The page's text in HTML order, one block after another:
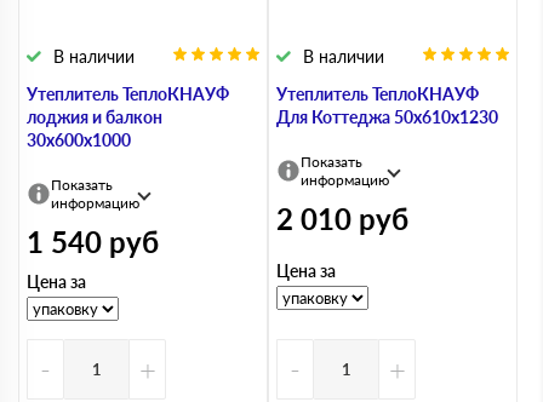
Утеплитель ТеплоКНАУФ
лоджия и балкон
30х600х1000
В наличии
Показать
информацию
1 540 руб
Цена за
- +
Утеплитель ТеплоКНАУФ
Для Коттеджа 50х610х1230
В наличии
Показать
информацию
2 010 руб
Цена за
- +